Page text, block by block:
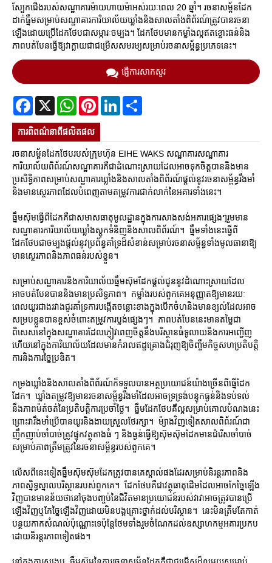
ស្បែកជើងរបស់សណ្ឋាគារម៉ាយហាយម៉ាអស់រយៈពេល 20 ឆ្នាំ។ រចនាសម្ព័នដែក
ដាក់ធ្នឹមសម្រាប់សណ្ឋាគារការិយាល័យឃ្លាំងនិងសាលតាំងពិព័រណ៍ត្រូវបានរចនា
ឡើងដោយប្រើដែកថែបជាសម្ភារៈចម្បង។ ដែកថែបមានកម្លាំងល្អឥតខ្ចោះធន់និង
ភាពបត់បែនធ្វើឱ្យវាក្លាយជាជម្រើសសមរម្យសម្រាប់រចនាសម្ព័ន្ធប្រភេទនេះ។
ផ្ញើការសាកសួរ
Facebook
X WhatsAppPinterestLinkedIn
ការ​ពិពណ៌នា​ពី​ផលិតផល
រចនាសម្ព័នដែកថែបរបស់ក្រុមហ៊ុន EIHE WAKS សណ្ឋាគារសណ្ឋាគារ
ការិយាល័យពិព័រណ៍សណ្ឋាគារគឺជាដំណោះស្រាយដែលអាចទុកចិត្តបាននិងមាន
ប្រសិទ្ធិភាពសម្រាប់សណ្ឋាគារឃ្លាំងនិងសាលតាំងពិព័រណ៍ផ្តល់នូវរចនាសម្ព័ន្ធរឹងមាំ
និងមានស្ថេរភាពដែលបំពេញតាមតម្រូវការជាក់លាក់នៃអគារទាំងនេះ។
ធ្នឹមស៊ុមធ្វើពីដែកគឺជាសមាសធាតុមូលដ្ឋានក្នុងការសាងសង់អគារផ្សេងៗរួមមាន
សណ្ឋាគារការិយាល័យឃ្លាំងស្តុកទំនិញនិងសាលពិព័រណ៍។ ធ្នឹមទាំងនេះធ្វើពី
ដែកថែបជាចម្បងផ្តល់នូវប្រព័ន្ធគាំទ្រដ៏សំខាន់សម្រាប់រចនាសម្ព័ន្ធទាំងមូលធានាឱ្យ
មានស្ថេរភាពនិងភាពធន់របស់ខ្លួន។
សម្រាប់សណ្ឋាគារនិងការិយាល័យធ្នឹមស៊ុមដែកផ្តល់ជូននូវដំណោះស្រាយដែល
អាចបត់បែនបាននិងមានប្រសិទ្ធភាព។ កម្លាំងរបស់ពួកគេអនុញ្ញាតឱ្យមានរយៈ
ពេលយូរជាងរវាងជួរគាំទ្រការបង្កើតចន្លោះខាងក្នុងបើកចំហនិងមានខ្យល់ដែលអាច
សម្របខ្លួនបានខ្ពស់ចំពោះតម្រូវការប្លង់ផ្សេងៗ។ ភាពបត់បែននេះមានតម្លៃជា
ពិសេសនៅក្នុងសណ្ឋាគារដែលភ្ញៀវពេញចិត្តនឹងបរិស្ថានធំទូលាយនិងការអញ្ជើញ
ហើយនៅក្នុងការិយាល័យដែលមានកំរាលឥដ្ឋគ្រោងជំរុញឱ្យចិញ្ចឹមកិច្ចសហប្រតិបត្តិ
ការនិងការច្នៃប្រឌិត។
កម្រងឃ្លាំងនិងសាលតាំងពិព័រណ៍ក៏ទទួលបានអត្ថប្រយោជន៍យ៉ាងច្រើនពីធ្នើដែក
ដែក។ ឃ្លាំងតម្រូវឱ្យមានរចនាសម្ព័ន្ធរឹងមាំដែលអាចទ្រទ្រង់បន្ទុកធ្ងន់និងទប់ទល់
នឹងភាពម៉ត់ចត់នៃប្រតិបត្តិការប្រចាំថ្ងៃ។ ធ្នឹមដែកថែបគឺល្អសម្រាប់គោលបំណងនេះ
ព្រោះវារឹងមាំប្រើបានយូរនិងងាយស្រួលថែរក្សា។ ម៉្យាងវិញទៀតសាលពិព័រណ៍ជា
ញឹកញាប់ចាំបាច់ត្រូវផ្ទុកវត្ថុតាងធំ ៗ និងធ្ងន់ធ្វើឱ្យស៊ុមស៊ុមដែកមានជំរើសចាំបាច់
សម្រាប់ភាពត្រឹមត្រូវនៃរចនាសម្ព័ន្ធរបស់ពួកគេ។
លើសពីនេះទៀតធ្នឹមស៊ុមស៊ុមដែកត្រូវបានគេស្គាល់ផងដែរសម្រាប់និរន្តរភាពនិង
ភាពស្និទ្ធស្នាលបរិស្ថានរបស់ពួកគេ។ ដែកថែបគឺជាវត្ថុធាតុដើមដែលអាចកែច្នៃឡើង
វិញបានមានន័យថានៅចុងបញ្ចប់នៃជីវិតមានប្រយោជន៍របស់វាវាអាចត្រូវបានប្រើ
ឡើងវិញឬកែច្នៃឡើងវិញដោយមិនបង្កគ្រោះថ្នាក់ដល់បរិស្ថាន។ នេះមិនត្រឹមតែកាត់
បន្ថយកាកសំណល់ប៉ុណ្ណោះទេប៉ុន្តែថែមទាំងរួមចំណែកដល់ឧស្សាហកម្មអគារប្រកប
ដោយនិរន្តរភាពទៀតផង។